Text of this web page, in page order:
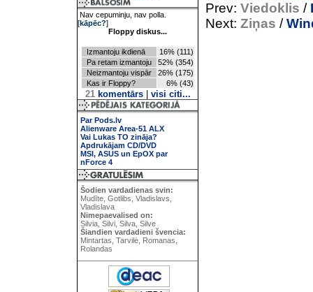
Nav cepuminju, nav polla.
[kāpēc?]
Floppy diskus...
Izmantoju ikdienā
16% (111)
Pa retam izmantoju
52% (354)
Neizmantoju vispār
26% (175)
Kas ir Floppy?
6% (43)
21komentārs| visi citi...
Par Pods.lv
Alienware Area-51 ALX
Vai Lukas TO zināja?
Apdrukājam CD/DVD
MSI, ASUS un EpOX par
nForce 4
Šodien vardadienas svin:
Mudīte, Gotlibs, Vladislavs,
Vladislava
Nimepaevalised on:
Silvia, Silvi, Silva, Silve
Šiandien vardadieni švencia:
Mintartas, Tarvilė, Romanas,
Rolandas
Prev: Viedoklis /
Next: Ziņas /